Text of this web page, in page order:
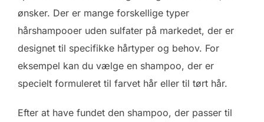
ønsker. Der er mange forskellige typer
hårshampooer uden sulfater på markedet, der er
designet til specifikke hårtyper og behov. For
eksempel kan du vælge en shampoo, der er
specielt formuleret til farvet hår eller til tørt hår.
Efter at have fundet den shampoo, der passer til